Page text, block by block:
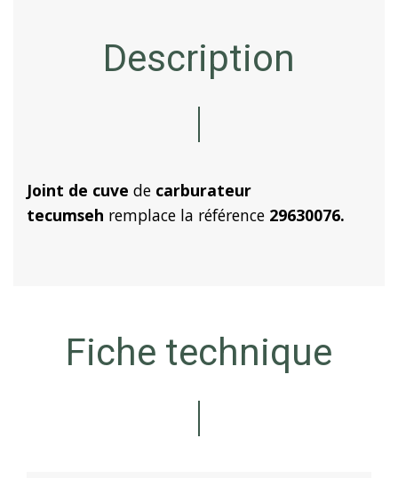
Description
Joint de cuve de carburateur
tecumseh remplace la référence 29630076.
Fiche technique